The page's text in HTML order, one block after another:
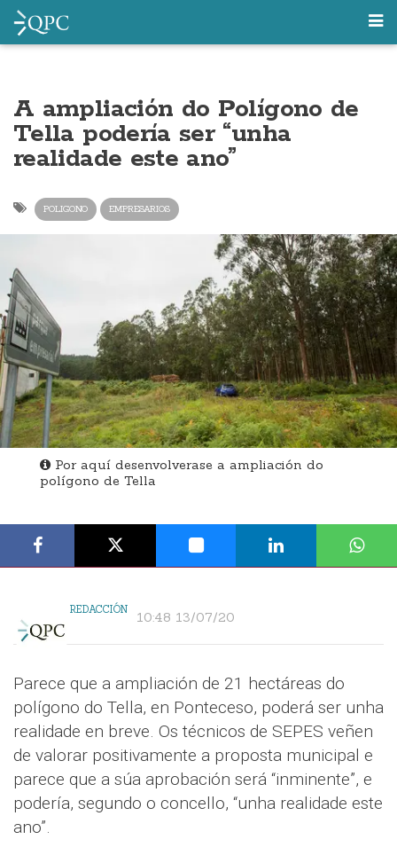
A ampliación do Polígono de
Tella podería ser “unha
realidade este ano”
POLIGONO EMPRESARIOS
Por aquí desenvolverase a ampliación do
polígono de Tella
REDACCIÓN 10:48 13/07/20
Parece que a ampliación de 21 hectáreas do
polígono do Tella, en Ponteceso, poderá ser unha
realidade en breve. Os técnicos de SEPES veñen
de valorar positivamente a proposta municipal e
parece que a súa aprobación será “inminente”, e
podería, segundo o concello, “unha realidade este
ano”.